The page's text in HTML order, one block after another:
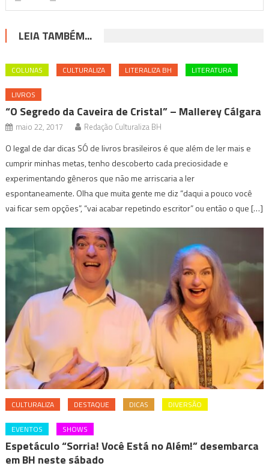
LEIA TAMBÉM...
COLUNAS CULTURALIZA LITERALIZA BH LITERATURA
LIVROS
“O Segredo da Caveira de Cristal” – Mallerey Cálgara
maio 22, 2017 Redação Culturaliza BH
O legal de dar dicas SÓ de livros brasileiros é que além de ler mais e
cumprir minhas metas, tenho descoberto cada preciosidade e
experimentando gêneros que não me arriscaria a ler
espontaneamente. Olha que muita gente me diz “daqui a pouco você
vai ficar sem opções”, “vai acabar repetindo escritor” ou então o que […]
CULTURALIZA DESTAQUE DICAS DIVERSÃO
EVENTOS SHOWS
Espetáculo “Sorria! Você Está no Além!” desembarca
em BH neste sábado